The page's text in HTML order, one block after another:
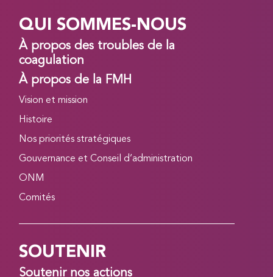
QUI SOMMES-NOUS
À propos des troubles de la
coagulation
À propos de la FMH
Vision et mission
Histoire
Nos priorités stratégiques
Gouvernance et Conseil d’administration
ONM
Comités
SOUTENIR
Soutenir nos actions